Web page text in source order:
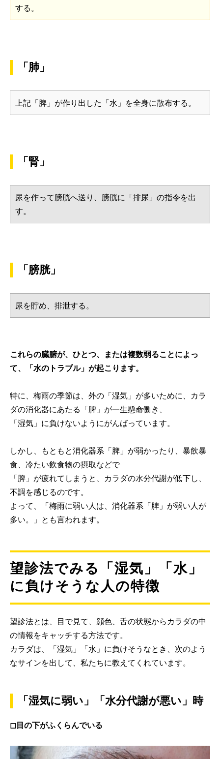
する。
「肺」
上記「脾」が作り出した「水」を全身に散布する。
「腎」
尿を作って膀胱へ送り、膀胱に「排尿」の指令を出
す。
「膀胱」
尿を貯め、排泄する。
これらの臓腑が、ひとつ、または複数弱ることによっ
て、「水のトラブル」が起こります。
特に、梅雨の季節は、外の「湿気」が多いために、カラ
ダの消化器にあたる「脾」が一生懸命働き、
「湿気」に負けないようにがんばっています。
しかし、もともと消化器系「脾」が弱かったり、暴飲暴
食、冷たい飲食物の摂取などで
「脾」が疲れてしまうと、カラダの水分代謝が低下し、
不調を感じるのです。
よって、「梅雨に弱い人は、消化器系「脾」が弱い人が
多い。」とも言われます。
望診法でみる「湿気」「水」
に負けそうな人の特徴
望診法とは、目で見て、顔色、舌の状態からカラダの中
の情報をキャッチする方法です。
カラダは、「湿気」「水」に負けそうなとき、次のよう
なサインを出して、私たちに教えてくれています。
「湿気に弱い」「水分代謝が悪い」時
◻︎目の下がふくらんでいる